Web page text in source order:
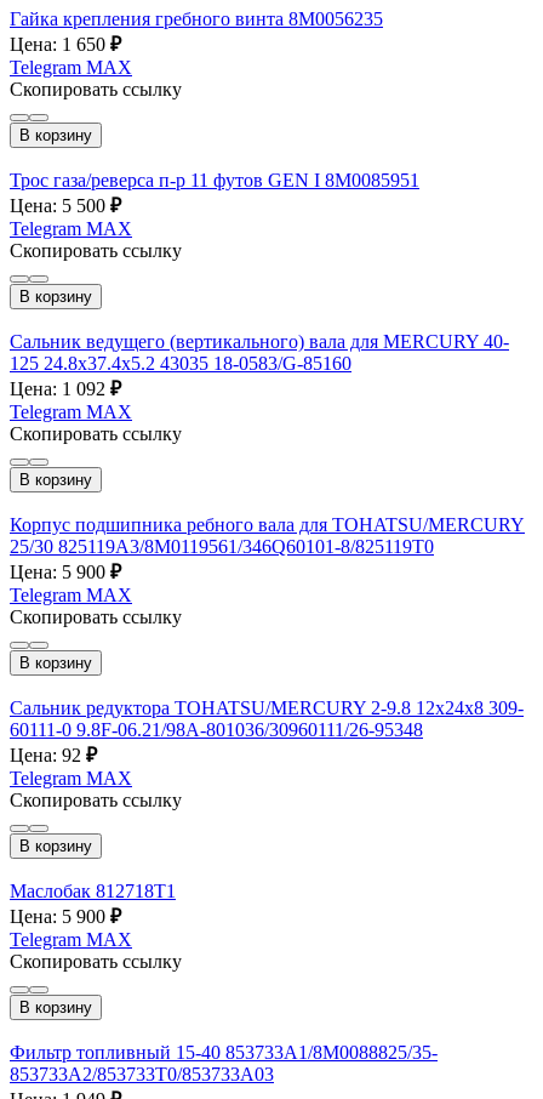
Гайка крепления гребного винта 8M0056235
Цена: 1 650 ₽
Telegram MAX
Скопировать ссылку
В корзину
Трос газа/реверса п-р 11 футов GEN I 8M0085951
Цена: 5 500 ₽
Telegram MAX
Скопировать ссылку
В корзину
Сальник ведущего (вертикального) вала для MERCURY 40-
125 24.8x37.4x5.2 43035 18-0583/G-85160
Цена: 1 092 ₽
Telegram MAX
Скопировать ссылку
В корзину
Корпус подшипника ребного вала для TOHATSU/MERCURY
25/30 825119А3/8M0119561/346Q60101-8/825119T0
Цена: 5 900 ₽
Telegram MAX
Скопировать ссылку
В корзину
Сальник редуктора TOHATSU/MERCURY 2-9.8 12х24х8 309-
60111-0 9.8F-06.21/98A-801036/30960111/26-95348
Цена: 92 ₽
Telegram MAX
Скопировать ссылку
В корзину
Маслобак 812718Т1
Цена: 5 900 ₽
Telegram MAX
Скопировать ссылку
В корзину
Фильтр топливный 15-40 853733А1/8M0088825/35-
853733A2/853733T0/853733A03